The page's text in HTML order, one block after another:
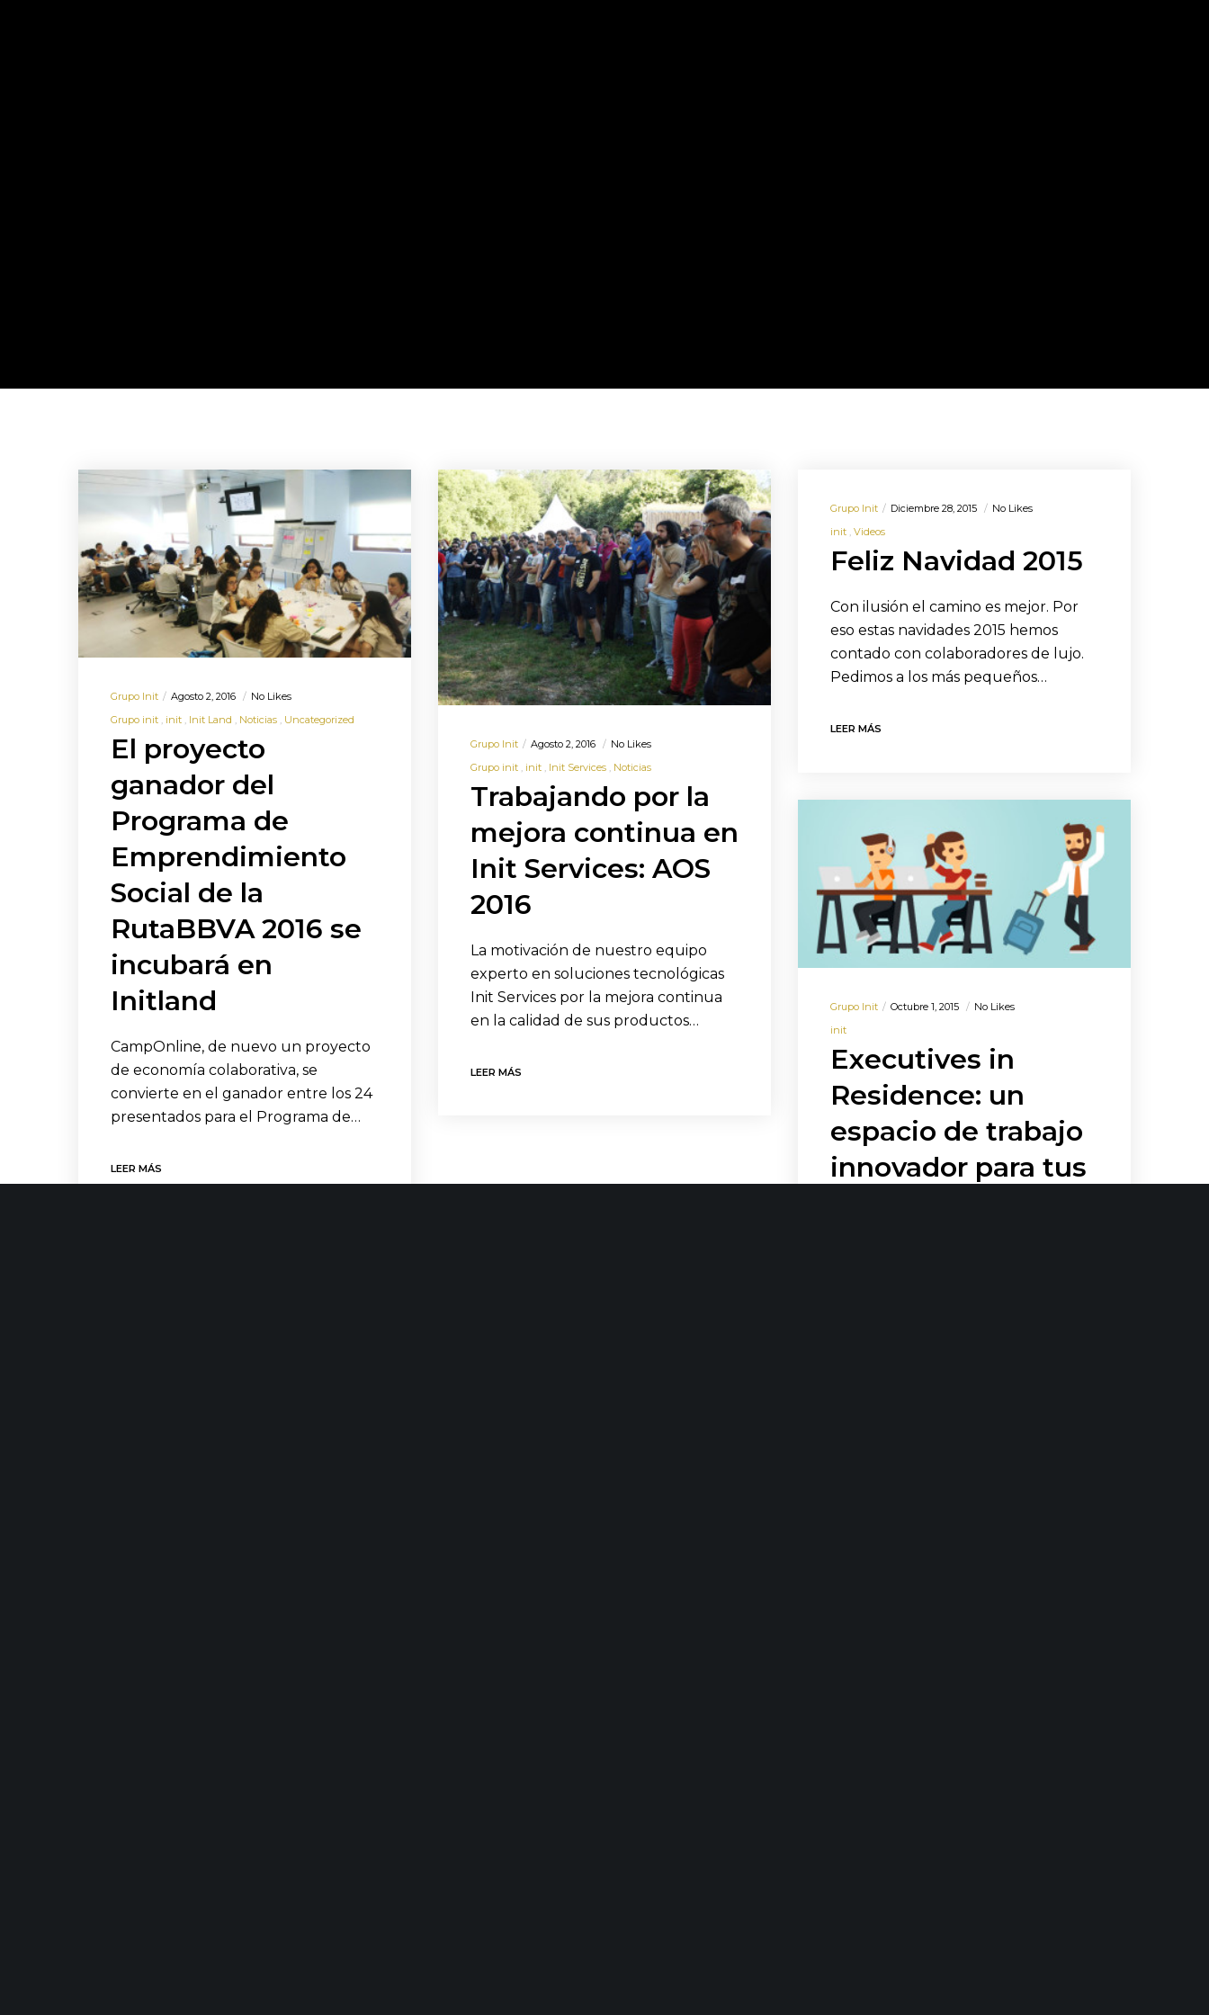
Grupo Init Agosto 2, 2016
No Likes
Grupo init
init Init Land Noticias Uncategorized
El proyecto
ganador del
Programa de
Emprendimiento
Social de la
RutaBBVA 2016 se
incubará en
Initland
CampOnline, de nuevo un proyecto
de economía colaborativa, se
convierte en el ganador entre los 24
presentados para el Programa de…
LEER MÁS
Grupo Init Agosto 2, 2016
No Likes
Grupo init
init Init Services Noticias
Trabajando por la
mejora continua en
Init Services: AOS
2016
La motivación de nuestro equipo
experto en soluciones tecnológicas
Init Services por la mejora continua
en la calidad de sus productos…
LEER MÁS
Grupo Init Diciembre 28, 2015
No Likes
init Videos
Feliz Navidad 2015
Con ilusión el camino es mejor. Por
eso estas navidades 2015 hemos
contado con colaboradores de lujo.
Pedimos a los más pequeños…
LEER MÁS
Grupo Init Octubre 1, 2015
No Likes
init
Executives in
Residence: un
espacio de trabajo
innovador para tus